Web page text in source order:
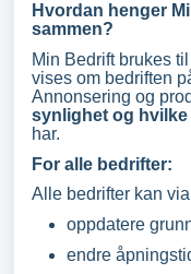
Hvordan henger
sammen?
Min Bedrift brukes
vises om bedriften
Annonsering og
synlighet og
har.
For alle bedrifter:
Alle bedrifter kan
oppdatere
endre